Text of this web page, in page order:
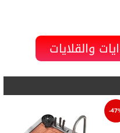
والقلايات
-